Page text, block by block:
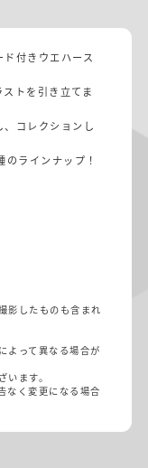
付きウエハース
トを引き立てま
コレクションし
ラインナップ！
影したものも含まれ
よって異なる場合が
ます。
なく変更になる場合